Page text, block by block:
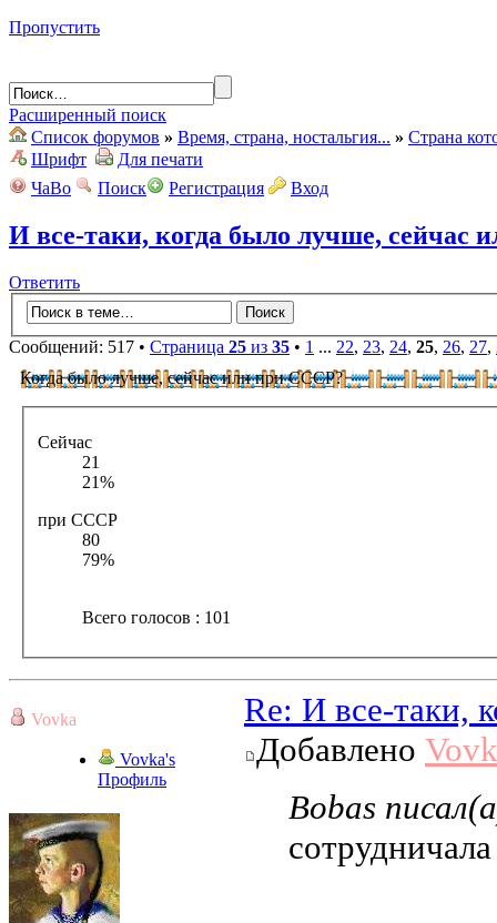
Пропустить
Расширенный поиск
Список форумов » Время, страна, ностальгия... » Страна
Шрифт
Для печати
ЧаВо
Поиск Регистрация Вход
И все-таки, когда было лучше, сейчас
Ответить
Сообщений: 517 • Страница 25 из 35 • 1 ... 22, 23, 24, 25, 26, 27,
Когда было лучше, сейчас или при СССР?
Сейчас
21
21%
при СССР
80
79%
Всего голосов : 101
Vovka
Vovka's
Профиль
Re: И все-таки,
Добавлено
Bobas